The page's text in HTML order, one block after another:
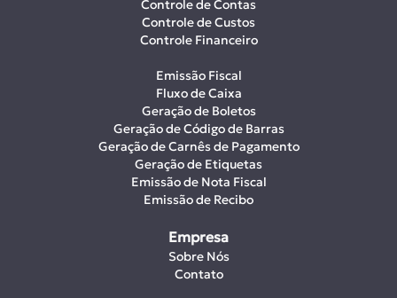
Controle de Contas
Controle de Custos
Controle Financeiro
Emissão Fiscal
Fluxo de Caixa
Geração de Boletos
Geração de Código de Barras
Geração de Carnês de Pagamento
Geração de Etiquetas
Emissão de Nota Fiscal
Emissão de Recibo
Empresa
Sobre Nós
Contato